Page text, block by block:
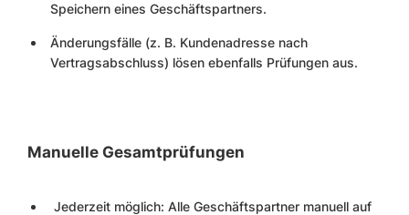
Speichern eines Geschäftspartners.
Änderungsfälle (z. B. Kundenadresse nach
Vertragsabschluss) lösen ebenfalls Prüfungen aus.
Manuelle Gesamtprüfungen
Jederzeit möglich: Alle Geschäftspartner manuell auf